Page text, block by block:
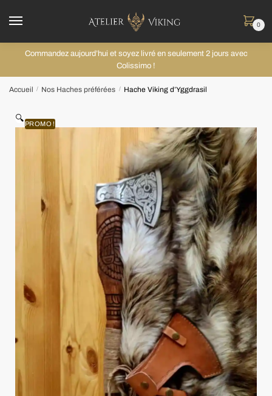
0
Commandez aujourd’hui et soyez livré en seulement 2 jours avec
Colissimo !
Accueil / Nos Haches préférées / Hache Viking d’Yggdrasil
PROMO !
🔍